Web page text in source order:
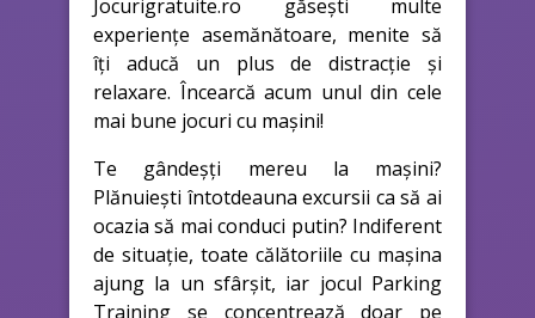
Jocurigratuite.ro găsești multe
experiențe asemănătoare, menite să
îți aducă un plus de distracție și
relaxare. Încearcă acum unul din cele
mai bune jocuri cu mașini!
Te gândeșți mereu la mașini?
Plănuiești întotdeauna excursii ca să ai
ocazia să mai conduci putin? Indiferent
de situație, toate călătoriile cu mașina
ajung la un sfârșit, iar jocul Parking
Training se concentrează doar pe